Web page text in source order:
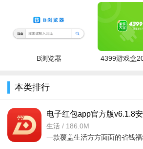
B浏览器
4399游戏盒
本类排行
电子红包app官方版v6.1.8
生活 / 186.0M